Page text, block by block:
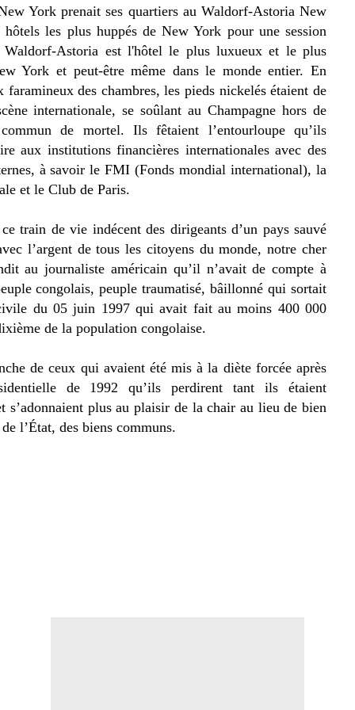
York prenait ses quartiers au Waldorf-Astoria New
hôtels les plus huppés de New York pour une session
Waldorf-Astoria est l'hôtel le plus luxueux et le plus
York et peut-être même dans le monde entier. En
faramineux des chambres, les pieds nickelés étaient de
internationale, se soûlant au Champagne hors de
de mortel. Ils fêtaient l’entourloupe qu’ils
aux institutions financières internationales avec des
à savoir le FMI (Fonds mondial international), la
et le Club de Paris.
train de vie indécent des dirigeants d’un pays sauvé
l’argent de tous les citoyens du monde, notre cher
au journaliste américain qu’il n’avait de compte à
congolais, peuple traumatisé, bâillonné qui sortait
du 05 juin 1997 qui avait fait au moins 400 000
de la population congolaise.
de ceux qui avaient été mis à la diète forcée après
de 1992 qu’ils perdirent tant ils étaient
s’adonnaient plus au plaisir de la chair au lieu de bien
l’État, des biens communs.